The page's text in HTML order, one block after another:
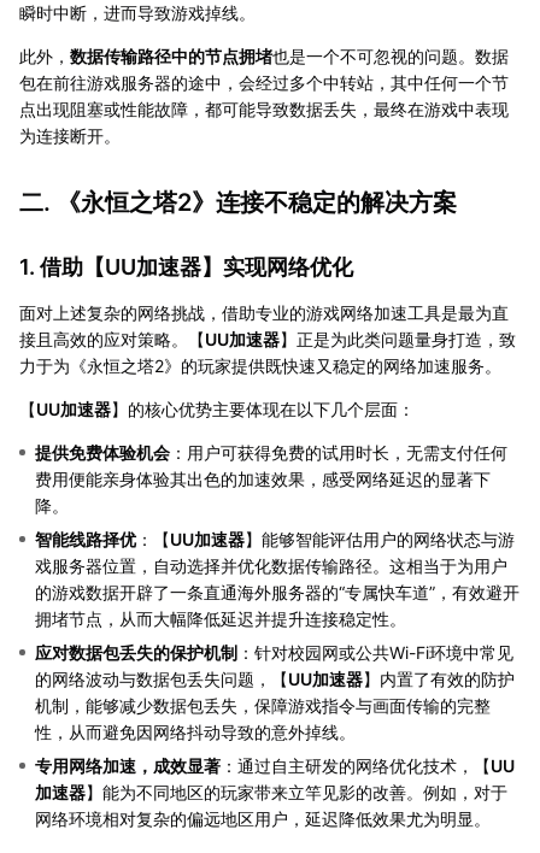
瞬时中断，进而导致游戏掉线。
此外， 数据传输路径中的节点拥堵也是一个不可忽视的问题。数据
包在前往游戏服务器的途中，会经过多个中转站，其中任何一个节
点出现阻塞或性能故障，都可能导致数据丢失，最终在游戏中表现
为连接断开。
二. 《永恒之塔2》连接不稳定的解决方案
1. 借助【UU加速器】实现网络优化
面对上述复杂的网络挑战，借助专业的游戏网络加速工具是最为直
接且高效的应对策略。【UU加速器】正是为此类问题量身打造，致
力于为《永恒之塔2》的玩家提供既快速又稳定的网络加速服务。
【UU加速器】的核心优势主要体现在以下几个层面：
提供免费体验机会 ：用户可获得免费的试用时长，无需支付任何
费用便能亲身体验其出色的加速效果，感受网络延迟的显著下
降。
智能线路择优：【UU加速器】能够智能评估用户的网络状态与游
戏服务器位置，自动选择并优化数据传输路径。这相当于为用户
的游戏数据开辟了一条直通海外服务器的“专属快车道”，有效避开
拥堵节点，从而大幅降低延迟并提升连接稳定性。
应对数据包丢失的保护机制 ：针对校园网或公共Wi-Fi环境中常见
的网络波动与数据包丢失问题，【UU加速器】内置了有效的防护
机制，能够减少数据包丢失，保障游戏指令与画面传输的完整
性，从而避免因网络抖动导致的意外掉线。
专用网络加速，成效显著 ：通过自主研发的网络优化技术，【UU
加速器】能为不同地区的玩家带来立竿见影的改善。例如，对于
网络环境相对复杂的偏远地区用户，延迟降低效果尤为明显。